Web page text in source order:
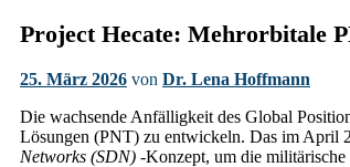
Project Hecate: Mehrorbitale
25. März 2026 von Dr. Lena Hoffmann
Die wachsende Anfälligkeit des Global
Lösungen (PNT) zu entwickeln. Das im April
Networks (SDN) -Konzept, um die